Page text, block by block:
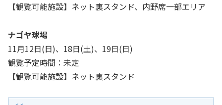
【観覧可能施設】ネット裏スタンド、内野席一部エリア
ナゴヤ球場
11月12日(日)、18日(土)、19日(日)
観覧予定時間：未定
【観覧可能施設】ネット裏スタンド